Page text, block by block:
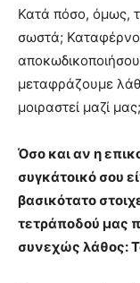
Κατά πόσο, όμως,
σωστά;
μεταφράζουμε
μοιραστεί μαζί μας;
Όσο και αν η
συγκάτοικό σου
βασικότατο
τετράποδού μας
συνεχώς λάθος: